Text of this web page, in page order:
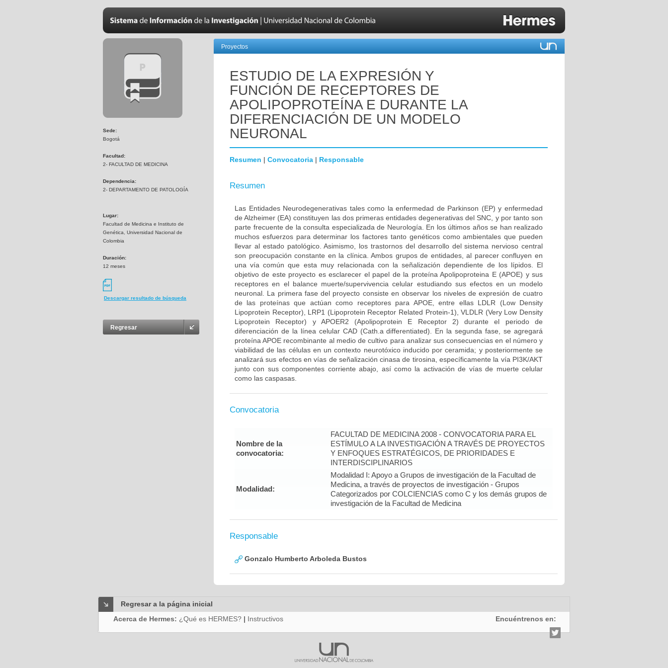
Sede:
Bogotá
Facultad:
2- FACULTAD DE MEDICINA
Dependencia:
2- DEPARTAMENTO DE PATOLOGÍA
Lugar:
Facultad de Medicina e Instituto de
Genética, Universidad Nacional de
Colombia
Duración:
12 meses
Descargar resultado de búsqueda
Regresar
Proyectos
ESTUDIO DE LA EXPRESIÓN Y
FUNCIÓN DE RECEPTORES DE
APOLIPOPROTEÍNA E DURANTE LA
DIFERENCIACIÓN DE UN MODELO
NEURONAL
Resumen | Convocatoria | Responsable
Resumen
Las Entidades Neurodegenerativas tales como la enfermedad de Parkinson (EP) y enfermedad
de Alzheimer (EA) constituyen las dos primeras entidades degenerativas del SNC, y por tanto son
parte frecuente de la consulta especializada de Neurología. En los últimos años se han realizado
muchos esfuerzos para determinar los factores tanto genéticos como ambientales que pueden
llevar al estado patológico. Asimismo, los trastornos del desarrollo del sistema nervioso central
son preocupación constante en la clínica. Ambos grupos de entidades, al parecer confluyen en
una vía común que esta muy relacionada con la señalización dependiente de los lípidos. El
objetivo de este proyecto es esclarecer el papel de la proteína Apolipoproteina E (APOE) y sus
receptores en el balance muerte/supervivencia celular estudiando sus efectos en un modelo
neuronal. La primera fase del proyecto consiste en observar los niveles de expresión de cuatro
de las proteínas que actúan como receptores para APOE, entre ellas LDLR (Low Density
Lipoprotein Receptor), LRP1 (Lipoprotein Receptor Related Protein-1), VLDLR (Very Low Density
Lipoprotein Receptor) y APOER2 (Apolipoprotein E Receptor 2) durante el periodo de
diferenciación de la línea celular CAD (Cath.a differentiated). En la segunda fase, se agregará
proteína APOE recombinante al medio de cultivo para analizar sus consecuencias en el número y
viabilidad de las células en un contexto neurotóxico inducido por ceramida; y posteriormente se
analizará sus efectos en vías de señalización cinasa de tirosina, específicamente la vía PI3K/AKT
junto con sus componentes corriente abajo, así como la activación de vías de muerte celular
como las caspasas.
Convocatoria
Nombre de la
convocatoria:
FACULTAD DE MEDICINA 2008 - CONVOCATORIA PARA EL
ESTÍMULO A LA INVESTIGACIÓN A TRAVÉS DE PROYECTOS
Y ENFOQUES ESTRATÉGICOS, DE PRIORIDADES E
INTERDISCIPLINARIOS
Modalidad:
Modalidad I: Apoyo a Grupos de investigación de la Facultad de
Medicina, a través de proyectos de investigación - Grupos
Categorizados por COLCIENCIAS como C y los demás grupos de
investigación de la Facultad de Medicina
Responsable
Gonzalo Humberto Arboleda Bustos
Regresar a la página inicial
Acerca de Hermes: ¿Qué es HERMES? | Instructivos Encuéntrenos en: